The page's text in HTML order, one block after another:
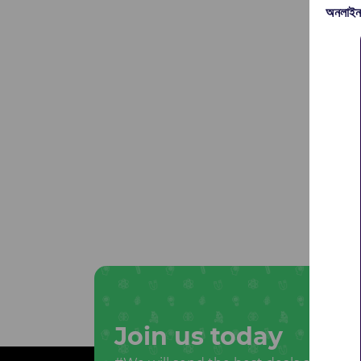
Join us today